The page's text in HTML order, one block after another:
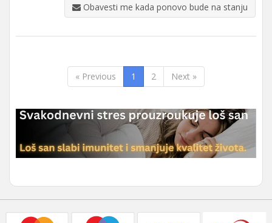
Obavesti me kada ponovo bude na stanju
« Previous 1 2 Next »